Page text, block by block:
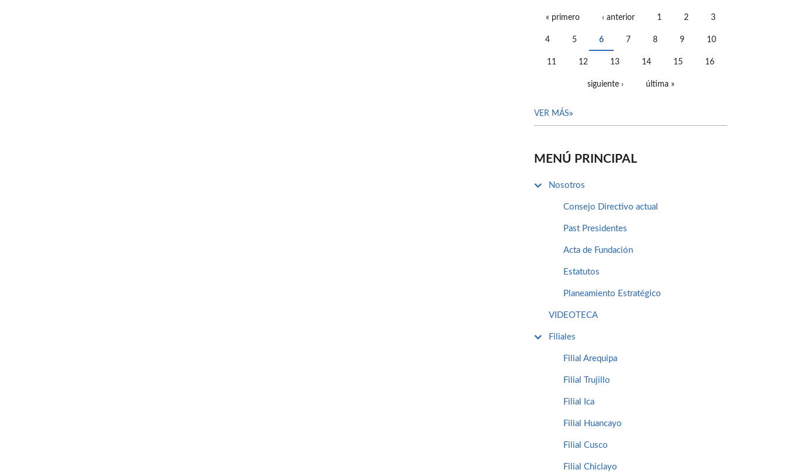
« primero ‹ anterior 1 2 3
4 5 6 7 8 9 10
11 12 13 14 15 16
siguiente › última »
VER MÁS
MENÚ PRINCIPAL
Nosotros
Consejo Directivo actual
Past Presidentes
Acta de Fundación
Estatutos
Planeamiento Estratégico
VIDEOTECA
Filiales
Filial Arequipa
Filial Trujillo
Filial Ica
Filial Huancayo
Filial Cusco
Filial Chiclayo